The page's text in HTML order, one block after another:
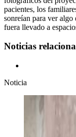
pacientes, los
sonreían para ver
fuera llevado a
Noticias
Noticia